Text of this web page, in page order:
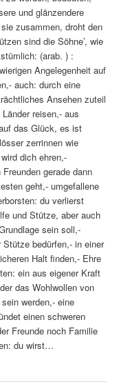
und glänzendere
zusammen, droht den
sind die Söhne’, wie
(arab. ) :
Angelegenheit auf
auch: durch eine
Ansehen zuteil
reisen,- aus
das Glück, es ist
zerrinnen wie
dich ehren,-
gerade dann
geht,- umgefallene
du verlierst
und Stütze, aber auch
sein soll,-
bedürfen,- in einer
Halt finden,- Ehre
ein aus eigener Kraft
das Wohlwollen von
werden,- eine
einen schweren
Freunde noch Familie
du wirst…